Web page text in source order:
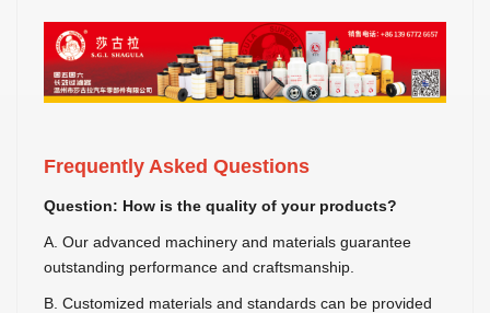
Frequently Asked Questions
Question: How is the quality of your products?
A. Our advanced machinery and materials guarantee
outstanding performance and craftsmanship.
B. Customized materials and standards can be provided